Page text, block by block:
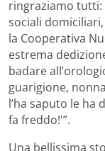
ringraziamo tutti:
sociali
la Cooperativa
estrema
badare
guarigione,
l’ha saputo le ha
fa freddo!'”.
Una bellissima